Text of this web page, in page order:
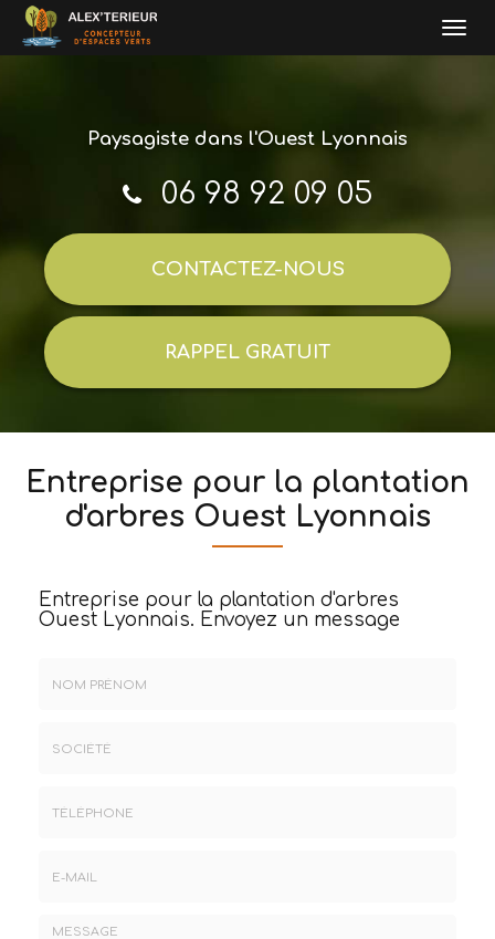
Paysagiste dans l'Ouest Lyonnais
06 98 92 09 05
CONTACTEZ-NOUS
RAPPEL GRATUIT
Entreprise pour la plantation
d'arbres Ouest Lyonnais
Entreprise pour la plantation d'arbres
Ouest Lyonnais. Envoyez un message